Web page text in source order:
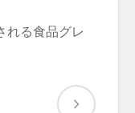
れる食品グレ